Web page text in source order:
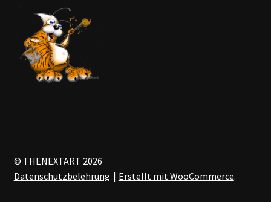
© THENEXTART 2026
Datenschutzbelehrung
Erstellt mit WooCommerce.